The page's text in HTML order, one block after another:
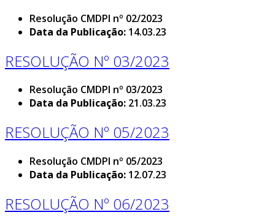
Resolução CMDPI nº 02/2023
Data da Publicação: 14.03.23
RESOLUÇÃO Nº 03/2023
Resolução CMDPI nº 03/2023
Data da Publicação: 21.03.23
RESOLUÇÃO Nº 05/2023
Resolução CMDPI nº 05/2023
Data da Publicação: 12.07.23
RESOLUÇÃO Nº 06/2023